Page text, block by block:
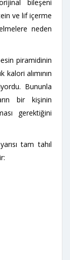
bileşeni
ve lif içerme
neden
piramidinin
alımının
Bununla
bir kişinin
gerektiğini
tam tahıl